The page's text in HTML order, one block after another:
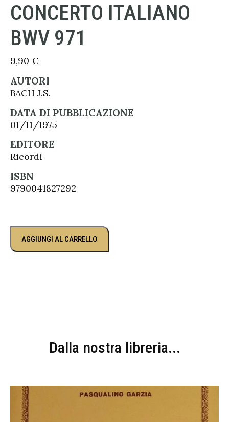
CONCERTO ITALIANO
BWV 971
9,90 €
AUTORI
BACH J.S.
DATA DI PUBBLICAZIONE
01/11/1975
EDITORE
Ricordi
ISBN
9790041827292
AGGIUNGI AL CARRELLO
Dalla nostra libreria...